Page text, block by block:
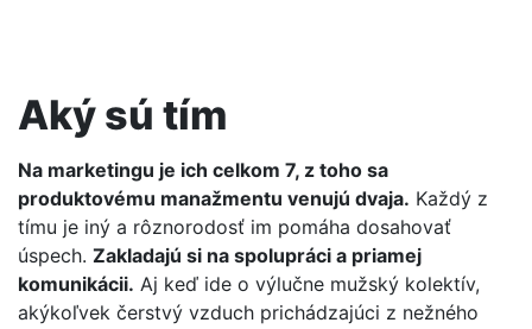
Aký sú tím
Na marketingu je ich celkom 7, z toho sa
produktovému manažmentu venujú dvaja. Každý z
tímu je iný a rôznorodosť im pomáha dosahovať
úspech. Zakladajú si na spolupráci a priamej
komunikácii. Aj keď ide o výlučne mužský kolektív,
akýkoľvek čerstvý vzduch prichádzajúci z nežného